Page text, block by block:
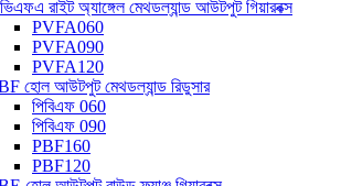
রাইট অ্যাঙ্গেল মেথডল্যান্ড আউটপুট গিয়ারবক্স
PVFA060
PVFA090
PVFA120
হোল আউটপুট মেথডল্যান্ড রিডুসার
পিবিএফ 060
পিবিএফ 090
PBF160
PBF120